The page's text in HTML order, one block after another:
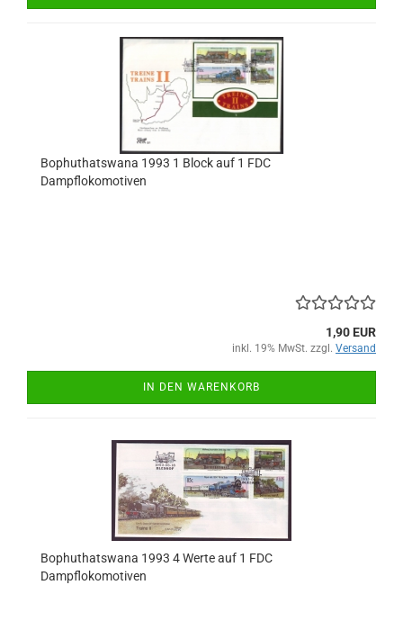
Bophuthatswana 1993 1 Block auf 1 FDC
Dampflokomotiven
1,90 EUR
inkl. 19% MwSt. zzgl. Versand
IN DEN WARENKORB
Bophuthatswana 1993 4 Werte auf 1 FDC
Dampflokomotiven